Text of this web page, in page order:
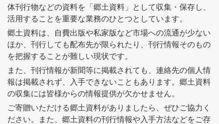
体刊行物などの資料を「郷土資料」として収集・保存し、
活用することを重要な業務のひとつとしています。
郷土資料は、自費出版や私家版など市場への流通が少ない
ほか、刊行しても配布先が限られたり、刊行情報そのもの
を把握することが難しい現状です。
また、刊行情報が新聞等に掲載されても、連絡先の個人情
報は掲載されず、入手できないこともあります。郷土資料
の収集には皆様からの情報提供が欠かせません。
ご寄贈いただける郷土資料がありましたら、ぜひご協力く
ださい。また、郷土資料の刊行情報や入手方法などをご存